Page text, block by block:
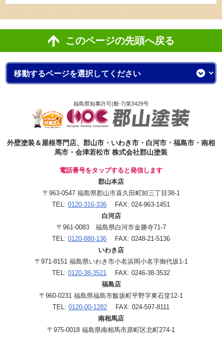
このページの先頭へ戻る
福島県知事許可(般-7)第3429号
外壁塗装＆屋根専門店、郡山市・いわき市・白河市・福島市・南相
馬市・会津若松市 株式会社郡山塗装
電話番号をタップすると発信します
郡山本店
〒963-0547 福島県郡山市喜久田町卸三丁目38-1
TEL: 0120-316-336 FAX: 024-963-1451
白河店
〒961-0083 福島県白河市金勝寺71-7
TEL: 0120-880-136 FAX: 0248-21-5136
いわき店
〒971-8151 福島県いわき市小名浜岡小名字御代坂1-1
TEL: 0120-38-3521 FAX: 0246-38-3532
福島店
〒960-0231 福島県福島市飯坂町平野字東石堂12-1
TEL: 0120-00-1282 FAX: 024-597-8111
南相馬店
〒975-0018 福島県南相馬市原町区北町274-1